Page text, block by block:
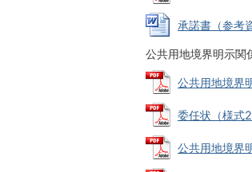
承諾書（参考
公共用地境界明示関
公共用地境界
委任状（様式
公共用地境界